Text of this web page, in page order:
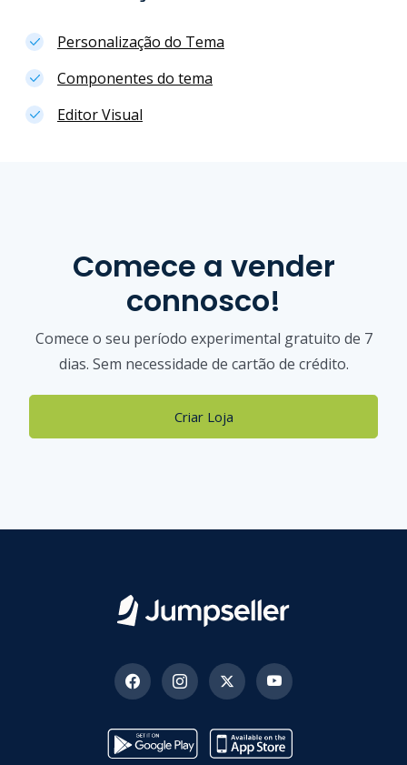
Personalização do Tema
Componentes do tema
Editor Visual
Comece a vender
connosco!
Comece o seu período experimental gratuito de 7
dias. Sem necessidade de cartão de crédito.
Criar Loja